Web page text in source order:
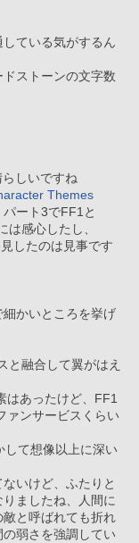
ている気がするん
ストーンの文字数
しいですね
Themes
ート3でFF1と
感心したし、
したのは見事です
かいところを挙げ
と融合して翼がはえ
はあったけど、FF1
ァンサービスくらい
て想像以上に深い
いけど、ふたりと
ましたね、人間に
と呼ばれても折れ
弱さを強調してい